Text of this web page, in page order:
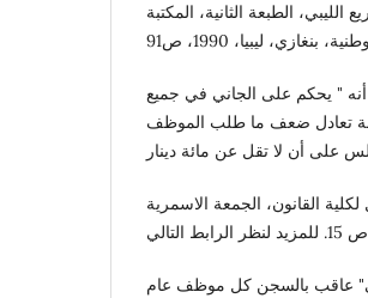
الطبعة الثانية، المكتبة
على أنه " يحكم على الجاني في جميع
بالمواد 226،227،229،230،231، بغرامة تعادل ضعف ما طلب الموظف
القانون، الجمعة الاسمرية
على" عاقب بالسجن كل موظف عام